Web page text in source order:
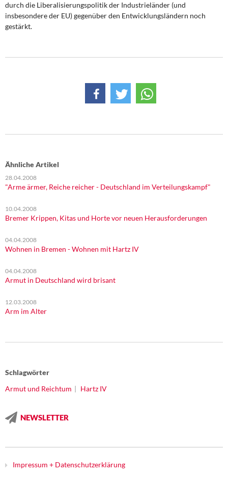
durch die Liberalisierungspolitik der Industrieländer (und
insbesondere der EU) gegenüber den Entwicklungsländern noch
gestärkt.
Ähnliche Artikel
28.04.2008
"Arme ärmer, Reiche reicher - Deutschland im Verteilungskampf"
10.04.2008
Bremer Krippen, Kitas und Horte vor neuen Herausforderungen
04.04.2008
Wohnen in Bremen - Wohnen mit Hartz IV
04.04.2008
Armut in Deutschland wird brisant
12.03.2008
Arm im Alter
Schlagwörter
Armut und Reichtum
Hartz IV
NEWSLETTER
Impressum + Datenschutzerklärung